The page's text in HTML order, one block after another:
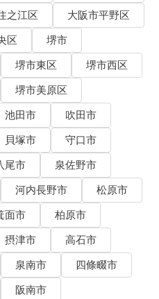
之江区
大阪市平野区
区
堺市
堺市東区
堺市西区
堺市美原区
池田市
吹田市
貝塚市
守口市
尾市
泉佐野市
河内長野市
松原市
面市
柏原市
摂津市
高石市
泉南市
四條畷市
阪南市